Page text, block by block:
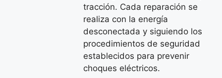
tracción. Cada reparación se
realiza con la energía
desconectada y siguiendo los
procedimientos de seguridad
establecidos para prevenir
choques eléctricos.